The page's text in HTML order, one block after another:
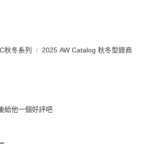
秋冬系列
2025 AW Catalog 秋冬型錄商
給他一個好評吧